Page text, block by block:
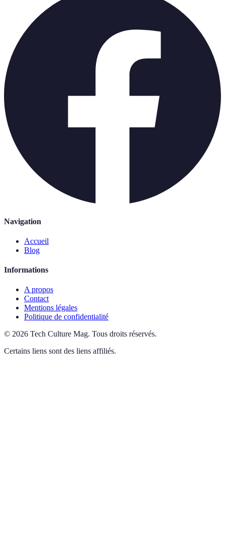
Navigation
Accueil
Blog
Informations
A propos
Contact
Mentions légales
Politique de confidentialité
© 2026 Tech Culture Mag. Tous droits réservés.
Certains liens sont des liens affiliés.